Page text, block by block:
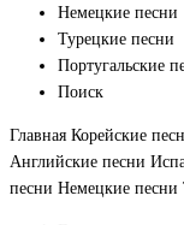
Немецкие песни
Турецкие песни
Португальские
Поиск
Главная Корейские
Английские песни
песни Немецкие песни